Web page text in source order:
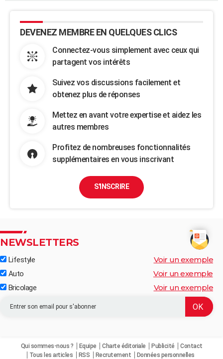
DEVENEZ MEMBRE EN QUELQUES CLICS
Connectez-vous simplement avec ceux qui
partagent vos intérêts
Suivez vos discussions facilement et
obtenez plus de réponses
Mettez en avant votre expertise et aidez les
autres membres
Profitez de nombreuses fonctionnalités
supplémentaires en vous inscrivant
S'INSCRIRE
NEWSLETTERS
Lifestyle Voir un exemple
Auto Voir un exemple
Bricolage Voir un exemple
Qui sommes-nous ? Equipe Charte éditoriale Publicité
Contact
Tous les articles
RSS Recrutement Données personnelles